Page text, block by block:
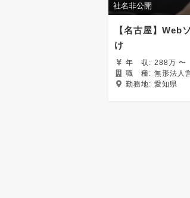
社名非公開
【名古屋】Web
け
年 収:
288万 〜
職 種: 無形法人
勤務地: 愛知県